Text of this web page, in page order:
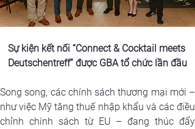
Sự kiện kết nối “Connect & Cocktail meets
Deutschentreff” được GBA tổ chức lần đầu
Song song, các chính sách thương mại mới –
như việc Mỹ tăng thuế nhập khẩu và các điều
chỉnh chính sách từ EU – đang thúc đẩy